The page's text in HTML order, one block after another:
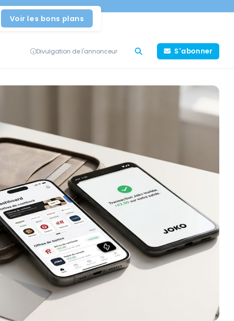
Voir les bons plans
Divulgation de l'annonceur S'abonner